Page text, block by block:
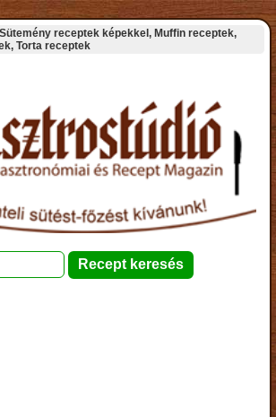
receptek képekkel, Muffin receptek,
Torta receptek